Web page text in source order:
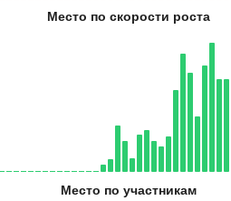
Место по скорости роста
Место по участникам